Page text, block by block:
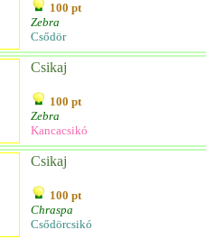
100 pt
Zebra
Csődör
Csikaj
100 pt
Zebra
Kancacsikó
Csikaj
100 pt
Chraspa
Csődörcsikó